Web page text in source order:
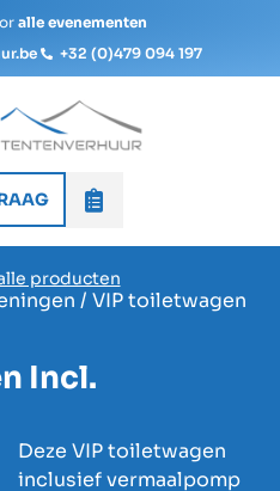
alle evenementen
+32 (0)479 094 197
producten
/ VIP toiletwagen
Incl.
Deze VIP toiletwagen
inclusief vermaalpomp